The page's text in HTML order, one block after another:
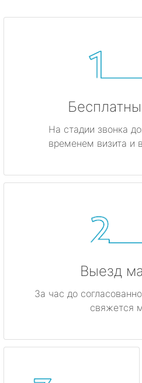
На стадии звонка
временем визита и
Выезд
За час до
свяжется